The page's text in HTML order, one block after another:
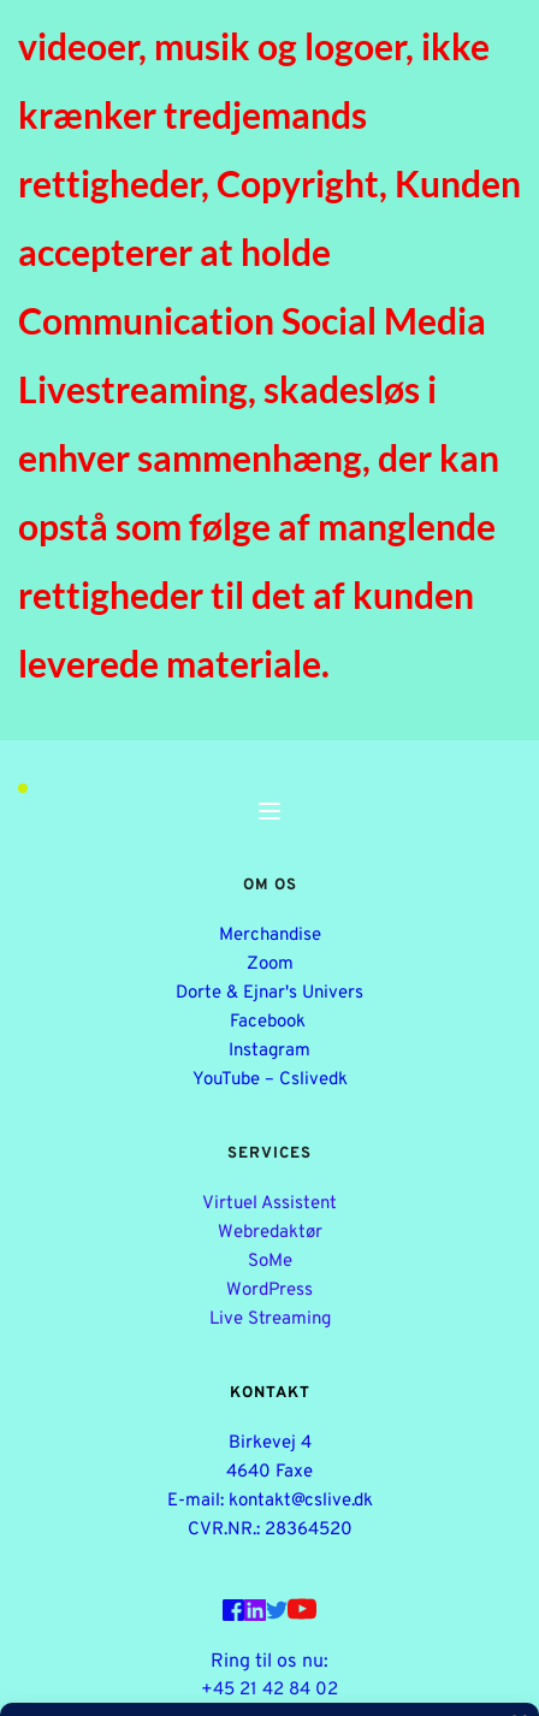
videoer, musik og logoer, ikke
krænker tredjemands
rettigheder, Copyright, Kunden
accepterer at holde
Communication Social Media
Livestreaming, skadesløs i
enhver sammenhæng, der kan
opstå som følge af manglende
rettigheder til det af kunden
leverede materiale.
OM OS
Merchandise
Zoom
Dorte & Ejnar's Univers
Facebook
Instagram
YouTube – Cslivedk
SERVICES
Virtuel Assistent
Webredaktør
SoMe
WordPress
Live Streaming
KONTAKT
Birkevej 4
4640 Faxe
E-mail: kontakt@cslive.dk
CVR.NR.: 28364520
Ring til os nu:
+45 21 42 84 02